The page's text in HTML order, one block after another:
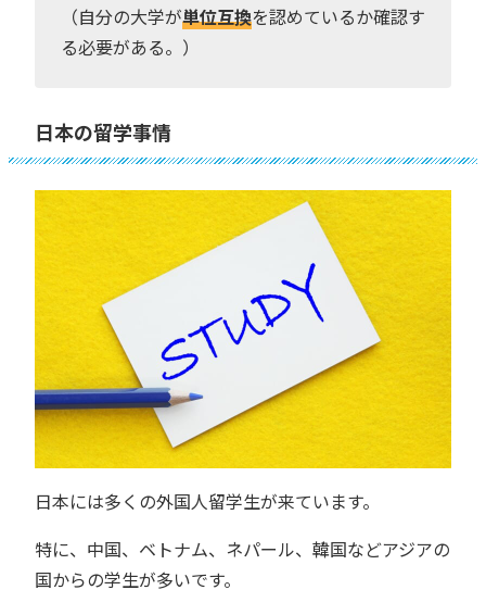
（自分の大学が単位互換を認めているか確認す
る必要がある。）
日本の留学事情
日本には多くの外国人留学生が来ています。
特に、中国、ベトナム、ネパール、韓国などアジアの
国からの学生が多いです。